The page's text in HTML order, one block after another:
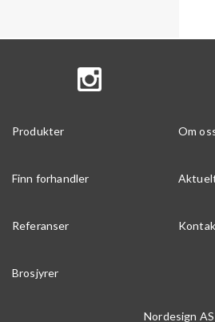
Produkter Om
Finn forhandler
Referanser
Brosjyrer
Nordesign AS